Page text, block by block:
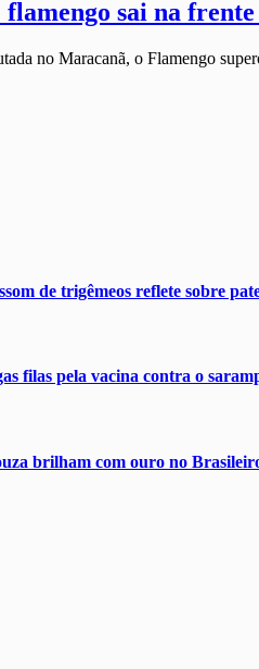
sai na
no Maracanã, o Flamengo
de trigêmeos reflete sobre
filas pela vacina contra o
brilham com ouro no